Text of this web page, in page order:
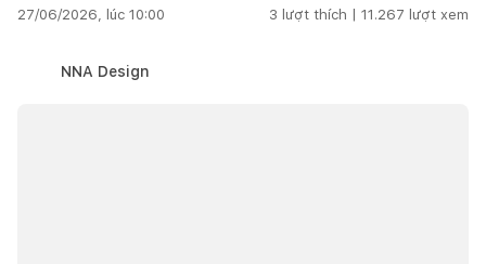
27/06/2026, lúc 10:00 3 lượt thích | 11.267 lượt xem
NNA Design